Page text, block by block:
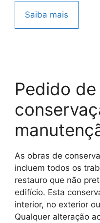
Saiba mais
Pedido de
As obras de
incluem todos os
restauro que não
edifício. Esta
interior, no exterior
Qualquer alteração